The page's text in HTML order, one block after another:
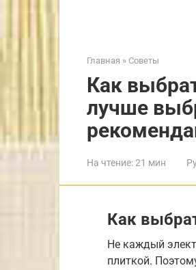
Главная » Советы
Как
лучше
На чтение:21 мин
Как
Не каждый
плиткой.